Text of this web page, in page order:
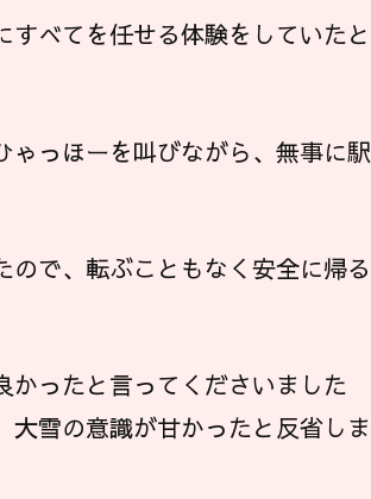
べてを任せる体験をしていたと
っほーを叫びながら、無事に駅
で、転ぶこともなく安全に帰る
かったと言ってくださいました
雪の意識が甘かったと反省しま